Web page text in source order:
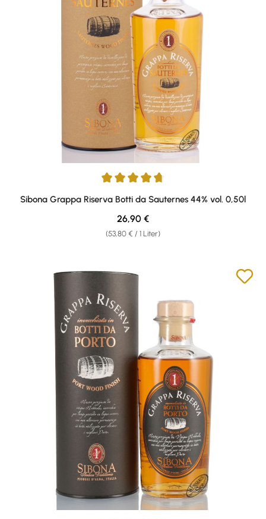
Durchschnittliche Bewertung von 4.83 von 5 Sternen
Sibona Grappa Riserva Botti da Sauternes 44% vol. 0,50l
(53,80 € / 1 Liter)
Regulärer Preis:
26,90 €